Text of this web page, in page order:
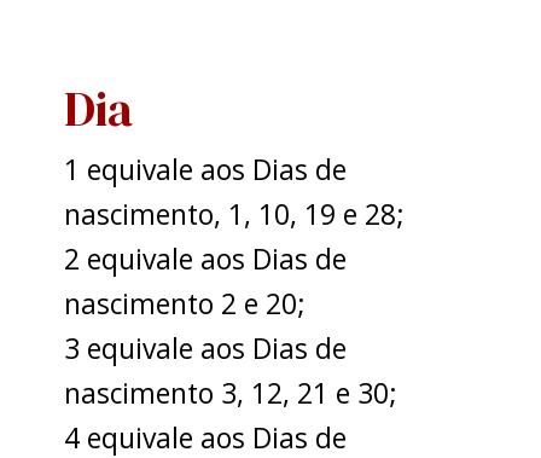
Dia
1 equivale aos Dias de
nascimento, 1, 10, 19 e 28;
2 equivale aos Dias de
nascimento 2 e 20;
3 equivale aos Dias de
nascimento 3, 12, 21 e 30;
4 equivale aos Dias de